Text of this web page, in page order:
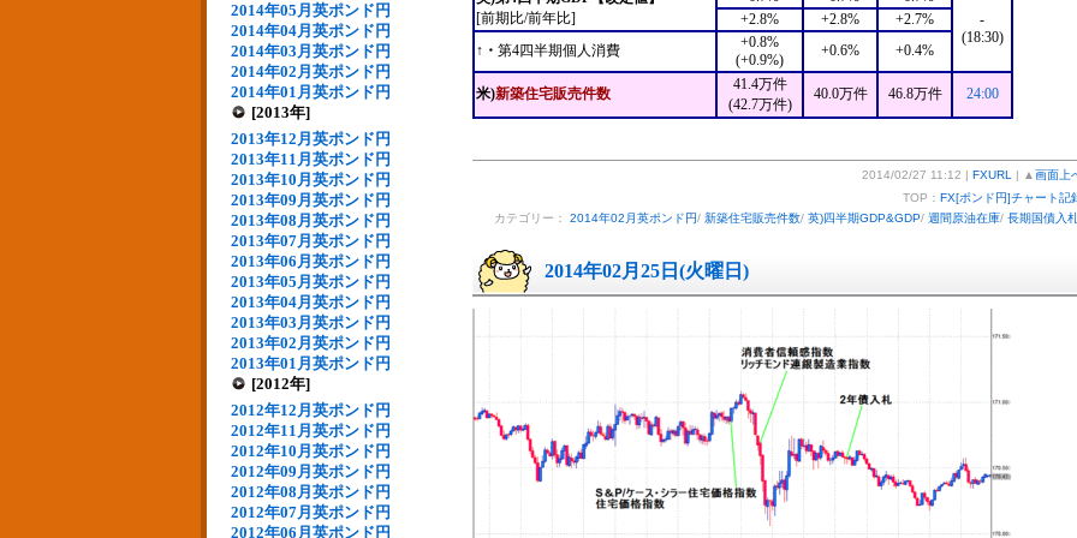
2014年05月英ポンド円
2014年04月英ポンド円
2014年03月英ポンド円
2014年02月英ポンド円
2014年01月英ポンド円
[2013年]
2013年12月英ポンド円
2013年11月英ポンド円
2013年10月英ポンド円
2013年09月英ポンド円
2013年08月英ポンド円
2013年07月英ポンド円
2013年06月英ポンド円
2013年05月英ポンド円
2013年04月英ポンド円
2013年03月英ポンド円
2013年02月英ポンド円
2013年01月英ポンド円
[2012年]
2012年12月英ポンド円
2012年11月英ポンド円
2012年10月英ポンド円
2012年09月英ポンド円
2012年08月英ポンド円
2012年07月英ポンド円
2012年06月英ポンド円
[前期比/前年比]
-
(18:30)
+2.8% +2.8%
+2.7%
↑・ 第4四半期個人消費
+0.8%
(+0.9%)
+0.6% +0.4%
米)新築住宅販売件数
41.4万件
(42.7万件)
40.0万件 46.8万件 24:00
2014/02/27 11:12 | FXURL | ▲ 画面上
TOP： FX[ポンド円]チャート記
カテゴリー： 2014年02月英ポンド円/ 新築住宅販売件数/ 英)四半期GDP&GDP/ 週間原油在庫/ 長期国債入
2014年02月25日(火曜日)